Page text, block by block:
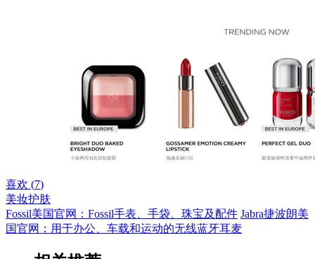
喜欢 (7)
美妆护肤
Fossil美国官网：Fossil手表、手袋、珠宝及配件 Jabra捷波朗美
国官网：用于办公、车载和运动的无线蓝牙耳麦